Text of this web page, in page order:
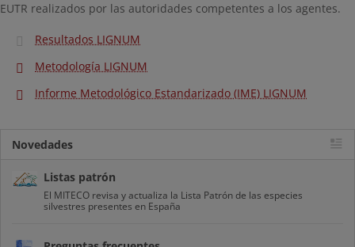
EUTR realizados por las autoridades competentes a los agentes.
Resultados LIGNUM
Metodología LIGNUM
Informe Metodológico Estandarizado (IME) LIGNUM
Novedades
Listas patrón
El MITECO revisa y actualiza la Lista Patrón de las especies
silvestres presentes en España